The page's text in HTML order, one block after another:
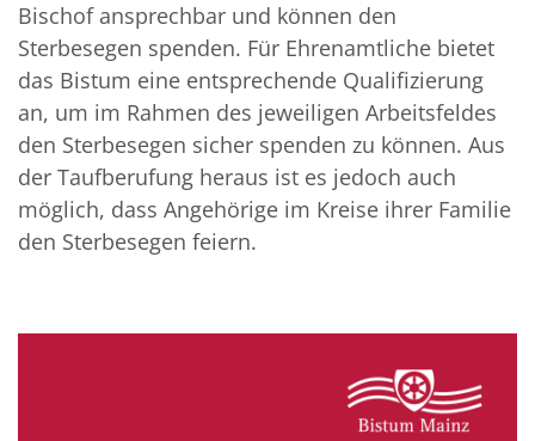
Bischof ansprechbar und können den
Sterbesegen spenden. Für Ehrenamtliche bietet
das Bistum eine entsprechende Qualifizierung
an, um im Rahmen des jeweiligen Arbeitsfeldes
den Sterbesegen sicher spenden zu können. Aus
der Taufberufung heraus ist es jedoch auch
möglich, dass Angehörige im Kreise ihrer Familie
den Sterbesegen feiern.